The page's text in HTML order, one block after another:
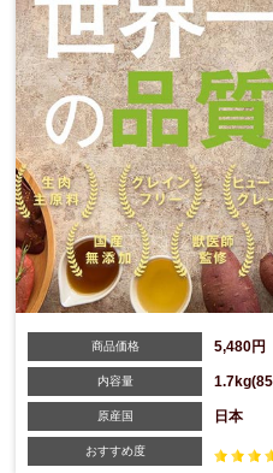
商品価格 5,480円
内容量
原産国 日本
おすすめ度